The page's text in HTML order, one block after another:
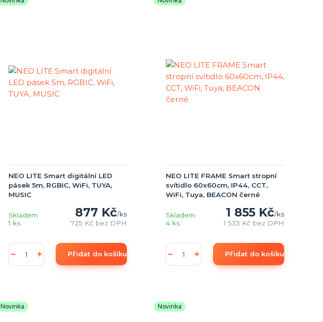
NEO LITE Smart digitální LED
pásek 5m, RGBIC, WiFi, TUYA,
MUSIC
877 Kč/ks
725 Kč bez DPH
Skladem
1 ks
Přidat do košíku
NEO LITE FRAME Smart stropní
svítidlo 60x60cm, IP44, CCT,
WiFi, Tuya, BEACON černé
1 855 Kč/ks
1 533 Kč bez DPH
Skladem
4 ks
Přidat do košíku
Novinka Novinka